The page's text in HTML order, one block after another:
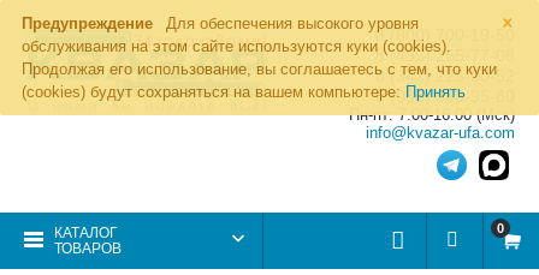
×
Предупреждение
Для обеспечения высокого уровня
обслуживания на этом сайте используются куки (cookies).
Продолжая его использование, вы соглашаетесь с тем, что куки
(cookies) будут сохраняться на вашем компьютере: Принять
8 (800) 700-19-50
8 (495) 255-77-08
8 (347) 225-00-52
8 (986) 963-95-80
Пн-пт: 7.00-16.00 (Мск)
info@kvazar-ufa.com
КАТАЛОГ
ТОВАРОВ
0